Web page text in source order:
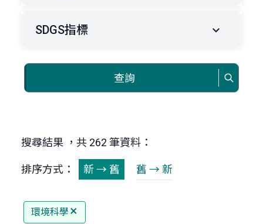
SDGS指標
查詢
搜尋結果 ，共 262 筆資料：
排序方式： 新 → 舊 舊 → 新
環境科學